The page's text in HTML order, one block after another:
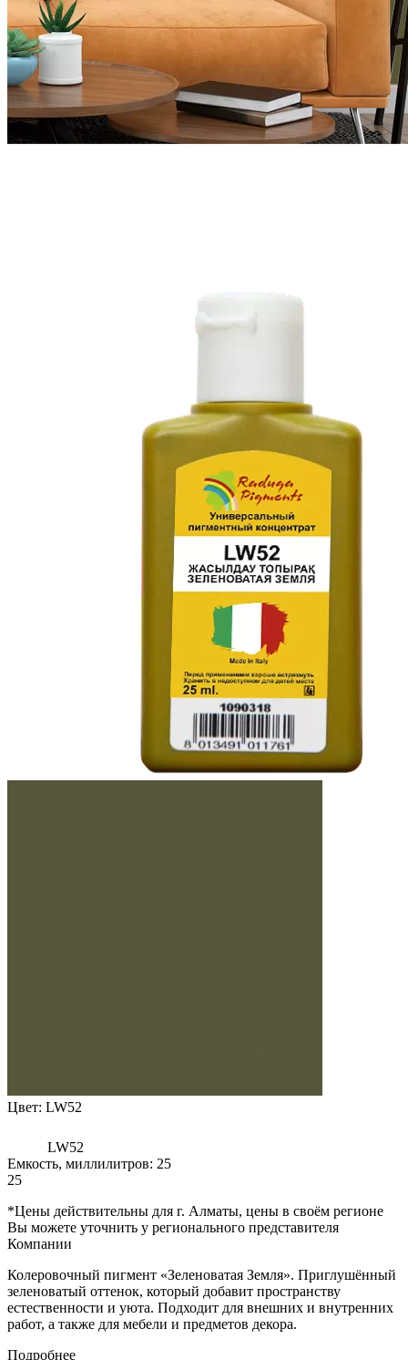
Цвет: LW52
LW52
Емкость, миллилитров: 25
25
*Цены действительны для г. Алматы, цены в своём регионе
Вы можете уточнить у регионального представителя
Компании
Колеровочный пигмент «Зеленоватая Земля». Приглушённый
зеленоватый оттенок, который добавит пространству
естественности и уюта. Подходит для внешних и внутренних
работ, а также для мебели и предметов декора.
Подробнее